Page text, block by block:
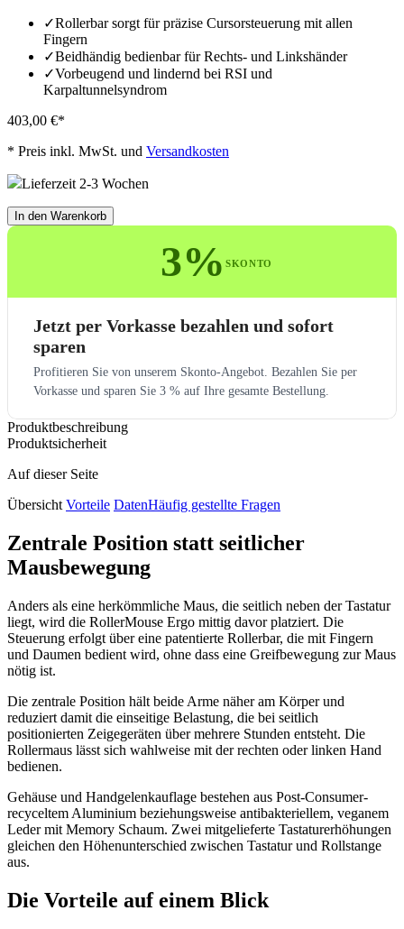
✓Rollerbar sorgt für präzise Cursorsteuerung mit allen
Fingern
✓Beidhändig bedienbar für Rechts- und Linkshänder
✓Vorbeugend und lindernd bei RSI und
Karpaltunnelsyndrom
403,00 €*
* Preis inkl. MwSt. und Versandkosten
Lieferzeit 2-3 Wochen
In den Warenkorb
3%SKONTO
Jetzt per Vorkasse bezahlen und sofort
sparen
Profitieren Sie von unserem Skonto-Angebot. Bezahlen Sie per
Vorkasse und sparen Sie 3 % auf Ihre gesamte Bestellung.
Produktbeschreibung
Produktsicherheit
Auf dieser Seite
Übersicht Vorteile DatenHäufig gestellte Fragen
Zentrale Position statt seitlicher
Mausbewegung
Anders als eine herkömmliche Maus, die seitlich neben der Tastatur
liegt, wird die RollerMouse Ergo mittig davor platziert. Die
Steuerung erfolgt über eine patentierte Rollerbar, die mit Fingern
und Daumen bedient wird, ohne dass eine Greifbewegung zur Maus
nötig ist.
Die zentrale Position hält beide Arme näher am Körper und
reduziert damit die einseitige Belastung, die bei seitlich
positionierten Zeigegeräten über mehrere Stunden entsteht. Die
Rollermaus lässt sich wahlweise mit der rechten oder linken Hand
bedienen.
Gehäuse und Handgelenkauflage bestehen aus Post-Consumer-
recyceltem Aluminium beziehungsweise antibakteriellem, veganem
Leder mit Memory Schaum. Zwei mitgelieferte Tastaturerhöhungen
gleichen den Höhenunterschied zwischen Tastatur und Rollstange
aus.
Die Vorteile auf einem Blick